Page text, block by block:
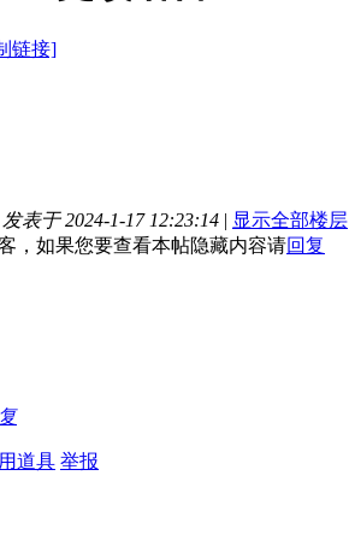
链接]
发表于 2024-1-17 12:23:14 | 显示全部楼层
，如果您要查看本帖隐藏内容请回复
道具 举报